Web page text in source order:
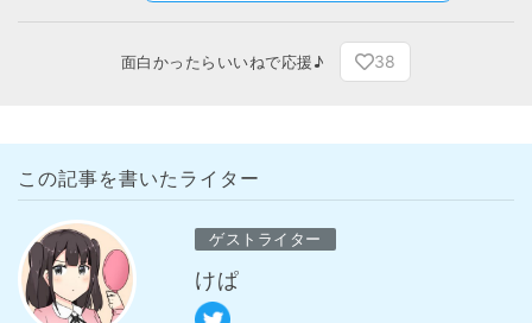
面白かったらいいねで応援♪ 38
この記事を書いたライター
ゲストライター
けぱ